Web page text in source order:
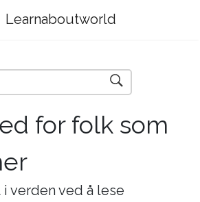
Learnaboutworld
for folk som
verden ved å lese